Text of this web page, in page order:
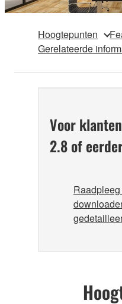
Hoogtepunten
Gerelateerde
Voor
2.8 of